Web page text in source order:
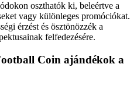
oszthatók ki, beleértve a
vagy különleges promóciókat.
érzést és ösztönözzék a
felfedezésére.
Coin ajándékok a